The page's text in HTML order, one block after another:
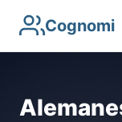
Cognomi